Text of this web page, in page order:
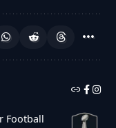
Football